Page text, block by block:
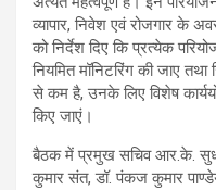
व्यापार, निवेश एवं रोजगार के
को निर्देश दिए कि प्रत्येक
नियमित मॉनिटरिंग की जाए
से कम है, उनके लिए विशेष
किए जाएं।
बैठक में प्रमुख सचिव आर.के.
कुमार संत, डॉ. पंकज कुमार